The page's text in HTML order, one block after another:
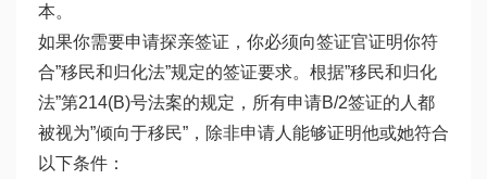
本。
如果你需要申请探亲签证，你必须向签证官证明你符
合”移民和归化法”规定的签证要求。根据”移民和归化
法”第214(B)号法案的规定，所有申请B/2签证的人都
被视为”倾向于移民”，除非申请人能够证明他或她符合
以下条件：